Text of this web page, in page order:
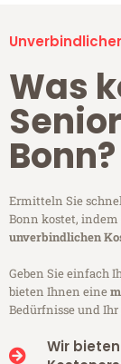
Was
Bonn?
Ermitteln Sie
Bonn kostet, indem
unverbindlichen
Geben Sie einfach
bieten Ihnen eine
Bedürfnisse und
Wir